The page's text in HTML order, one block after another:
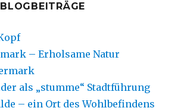
– Erholsame Natur
als „stumme“ Stadtführung
– ein Ort des Wohlbefindens